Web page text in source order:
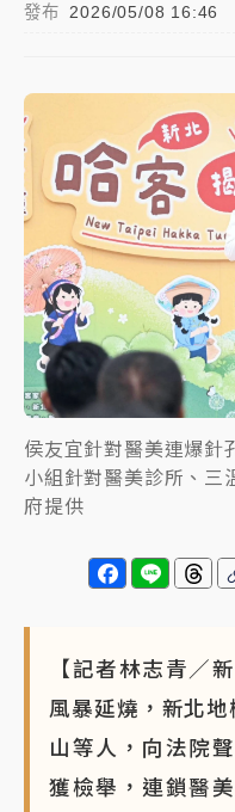
白海豚暴風圈
連根拔起
中颱白海豚風雨來了
響最劇烈
白海豚逼近！北市水
4800＋拖吊費
發布 2026/05/08 16:46
侯友宜針對醫美連爆針
小組針對醫美診所、三
府提供
【記者林志青／
風暴延燒，新北
山等人，向法院
獲檢舉，連鎖醫